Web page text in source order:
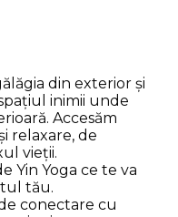
din exterior și
inimii unde
Accesăm
relaxare, de
vieții.
Yin Yoga ce te va
tău.
conectare cu